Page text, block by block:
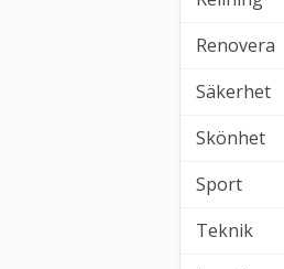
Renovera
Säkerhet
Skönhet
Sport
Teknik